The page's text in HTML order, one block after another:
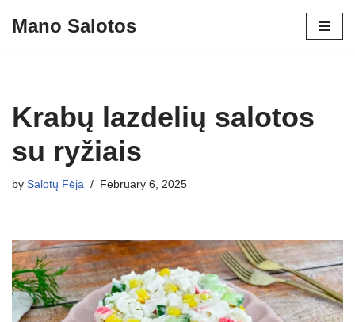
Mano Salotos
Krabų lazdelių salotos
su ryžiais
by Salotų Fėja February 6, 2025